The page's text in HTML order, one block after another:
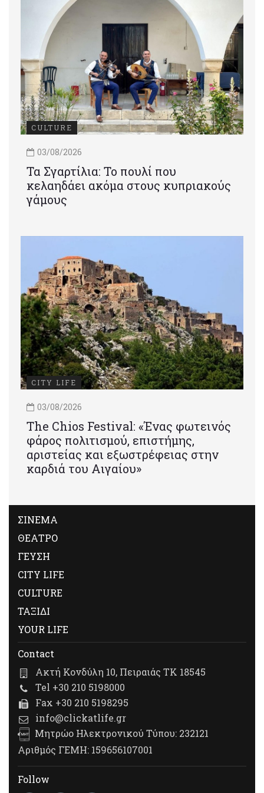
CULTURE
03/08/2026
Τα Σγαρτίλια: Το πουλί που
κελαηδάει ακόμα στους κυπριακούς
γάμους
CITY LIFE
03/08/2026
Τhe Chios Festival: «Ένας φωτεινός
φάρος πολιτισμού, επιστήμης,
αριστείας και εξωστρέφειας στην
καρδιά του Αιγαίου»
ΣΙΝΕΜΑ
ΘΕΑΤΡΟ
ΓΕΥΣΗ
CITY LIFE
CULTURE
ΤΑΞΙΔΙ
YOUR LIFE
Contact
Ακτή Κονδύλη 10, Πειραιάς ΤΚ 18545
Tel +30 210 5198000
Fax +30 210 5198295
info@clickatlife.gr
Μητρώο Ηλεκτρονικού Τύπου: 232121
Αριθμός ΓΕΜΗ: 159656107001
Follow